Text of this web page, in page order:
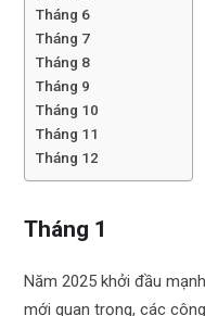
Tháng 6
Tháng 7
Tháng 8
Tháng 9
Tháng 10
Tháng 11
Tháng 12
Tháng 1
Năm 2025 khởi đầu
mới quan trọng, các